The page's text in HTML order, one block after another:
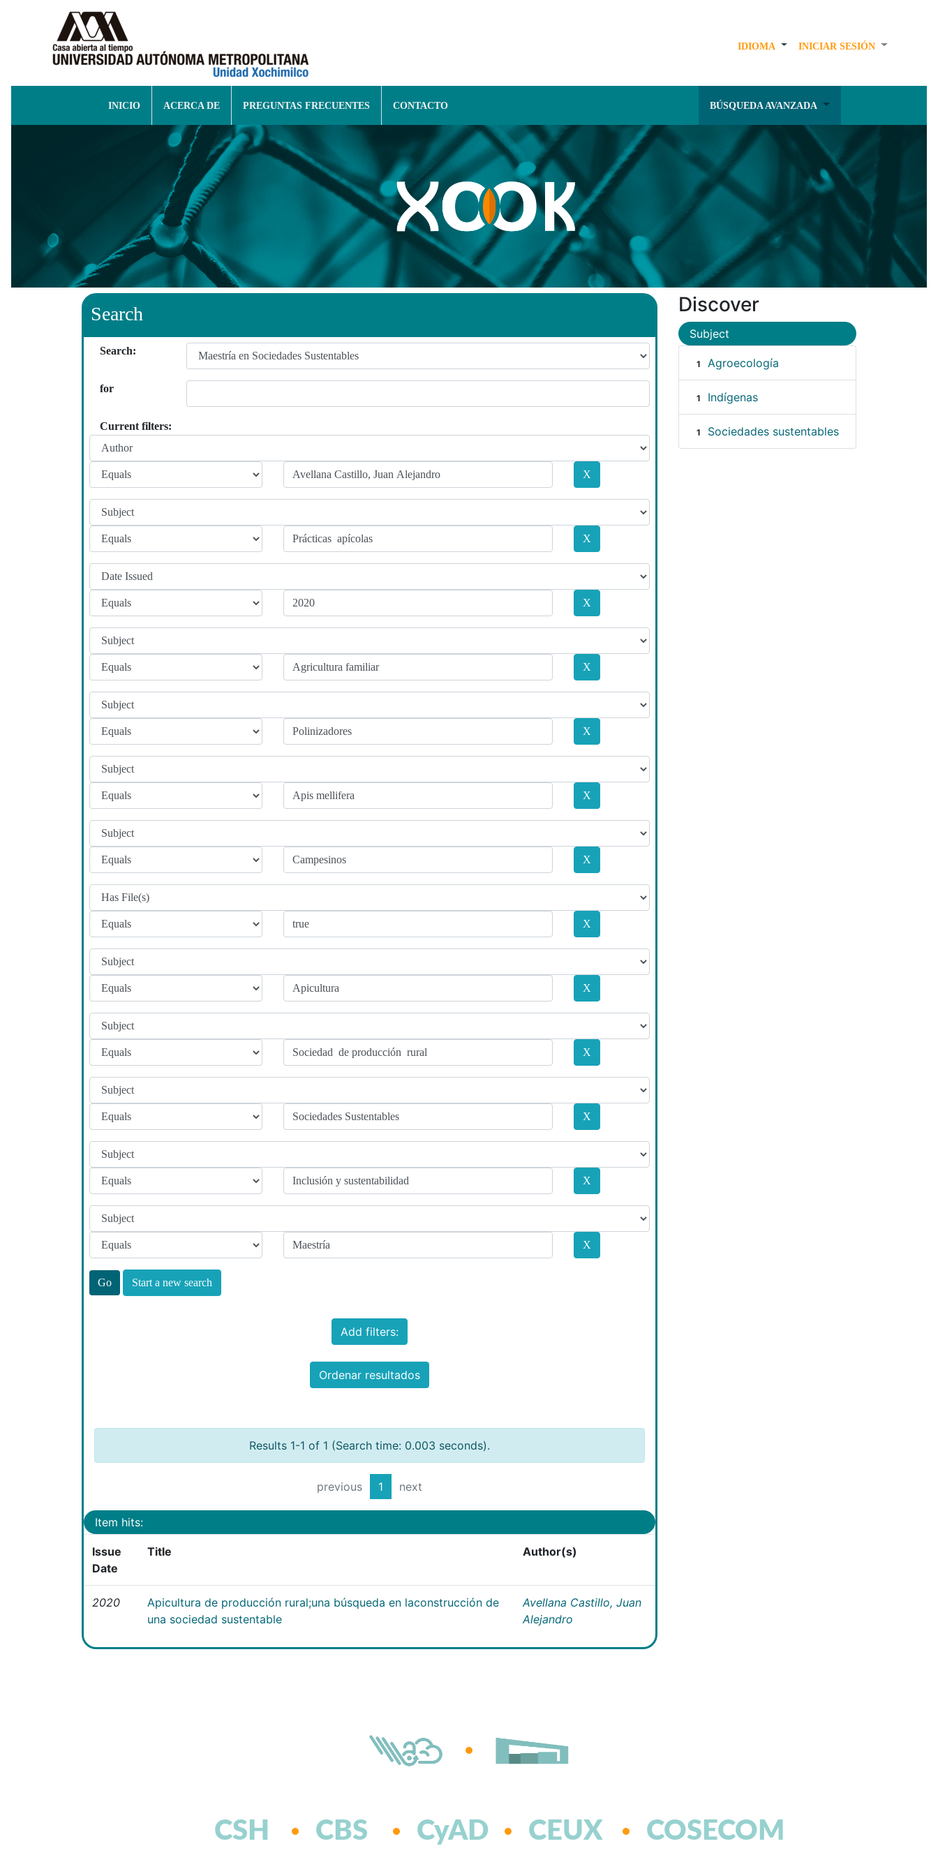
IDIOMA INICIAR SESIÓN
INICIO ACERCA DE PREGUNTAS FRECUENTES CONTACTO BÚSQUEDA AVANZADA
Search
Search:
for
Current filters:
Start a new search
Add filters:
Ordenar resultados
Results 1-1 of 1 (Search time: 0.003 seconds).
previous 1 next
Item hits:
Issue
Date
Title Author(s)
2020
Apicultura de producción rural;una búsqueda en laconstrucción de
una sociedad sustentable
Avellana Castillo, Juan
Alejandro
Discover
Subject
1 Agroecología
1 Indígenas
1 Sociedades sustentables
CSH CBS CyAD CEUX COSECOM